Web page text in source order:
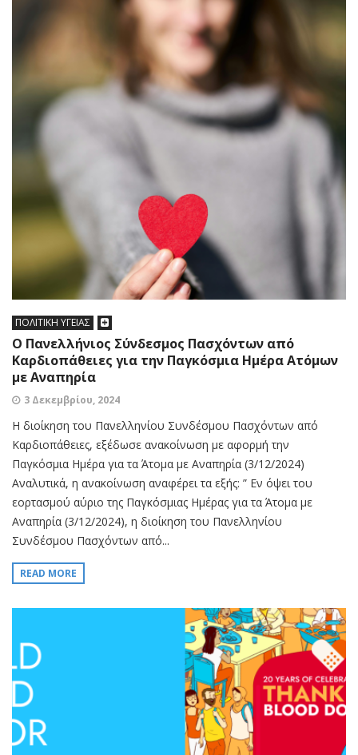
ΠΟΛΙΤΙΚΗ ΥΓΕΙΑΣ
Ο Πανελλήνιος Σύνδεσμος Πασχόντων από
Καρδιοπάθειες για την Παγκόσμια Ημέρα Ατόμων
με Αναπηρία
3 Δεκεμβρίου, 2024
Η διοίκηση του Πανελληνίου Συνδέσμου Πασχόντων από
Καρδιοπάθειες, εξέδωσε ανακοίνωση με αφορμή την
Παγκόσμια Ημέρα για τα Άτομα με Αναπηρία (3/12/2024)
Αναλυτικά, η ανακοίνωση αναφέρει τα εξής: ” Εν όψει του
εορτασμού αύριο της Παγκόσμιας Ημέρας για τα Άτομα με
Αναπηρία (3/12/2024), η διοίκηση του Πανελληνίου
Συνδέσμου Πασχόντων από...
READ MORE